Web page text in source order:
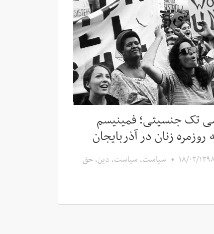
تک جنسیتی؛ فمینیسم
زنان در آذربایجان
۱۸/۰۲/۱۳۹۸ • سیاست, سیاست، دین، حق